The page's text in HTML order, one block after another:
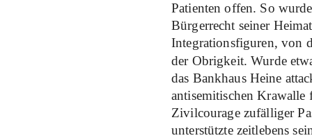
Patienten offen. So
Bürgerrecht seiner
Integrationsfiguren, von
der Obrigkeit. Wurde
das Bankhaus Heine
antisemitischen Krawalle
Zivilcourage zufälliger
unterstützte zeitlebens